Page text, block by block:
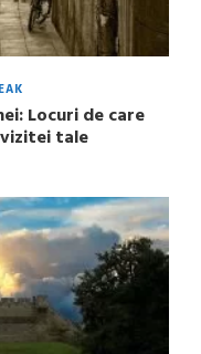
Locuri de care
tale